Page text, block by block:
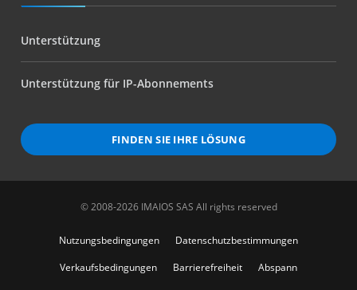
Unterstützung
Unterstützung für IP-Abonnements
FINDEN SIE IHRE LÖSUNG
© 2008-2026 IMAIOS SAS All rights reserved
Nutzungsbedingungen
Datenschutzbestimmungen
Verkaufsbedingungen
Barrierefreiheit Abspann